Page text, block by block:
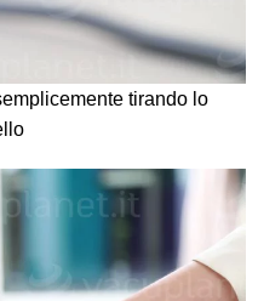
tirando lo